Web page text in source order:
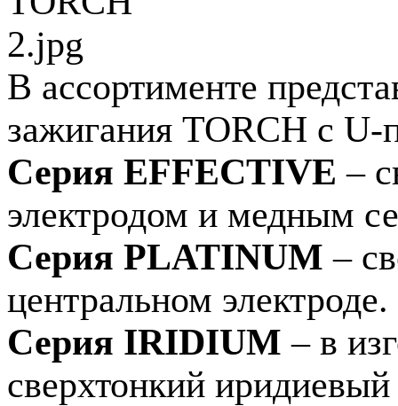
В ассортименте
зажигания TORCH с U-
Серия EFFECTIVE –
электродом и медным
Серия PLATINUM –
центральном электроде.
Серия IRIDIUM– в
сверхтонкий